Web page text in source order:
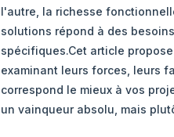
l'autre, la richesse
solutions répond à des
spécifiques.Cet article
examinant leurs forces, leurs
correspond le mieux à vos
un vainqueur absolu, mais